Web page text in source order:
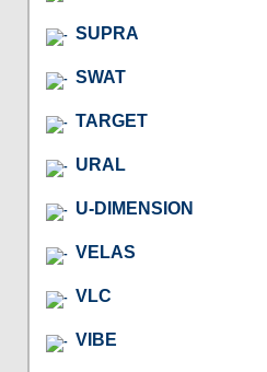
SUPRA
SWAT
TARGET
URAL
U-DIMENSION
VELAS
VLC
VIBE